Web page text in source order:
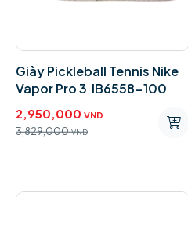
Giày Pickleball Tennis Nike
Vapor Pro 3 IB6558-100
2,950,000 VND
3,829,000 VND